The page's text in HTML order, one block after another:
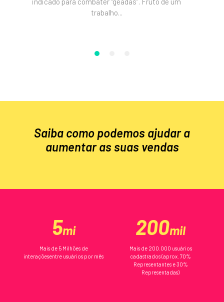
trabalho...
Saiba como podemos ajudar a
aumentar as suas vendas
5mi
Mais de 5 Milhões de
interaçõesentre usuários por mês
200mil
Mais de 200.000 usuários
cadastrados (aprox. 70%
Representantese 30%
Representadas)